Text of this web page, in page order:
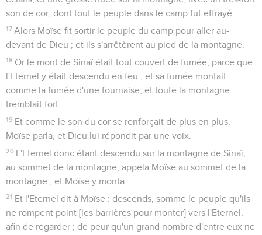
son de cor, dont tout le peuple dans le camp fut effrayé.
17 Alors Moïse fit sortir le peuple du camp pour aller au-
devant de Dieu ; et ils s'arrêtèrent au pied de la montagne.
18 Or le mont de Sinaï était tout couvert de fumée, parce que
l'Eternel y était descendu en feu ; et sa fumée montait
comme la fumée d'une fournaise, et toute la montagne
tremblait fort.
19 Et comme le son du cor se renforçait de plus en plus,
Moïse parla, et Dieu lui répondit par une voix.
20 L'Eternel donc étant descendu sur la montagne de Sinaï,
au sommet de la montagne, appela Moïse au sommet de la
montagne ; et Moïse y monta.
21 Et l'Eternel dit à Moïse : descends, somme le peuple qu'ils
ne rompent point [les barrières pour monter] vers l'Eternel,
afin de regarder ; de peur qu'un grand nombre d'entre eux ne